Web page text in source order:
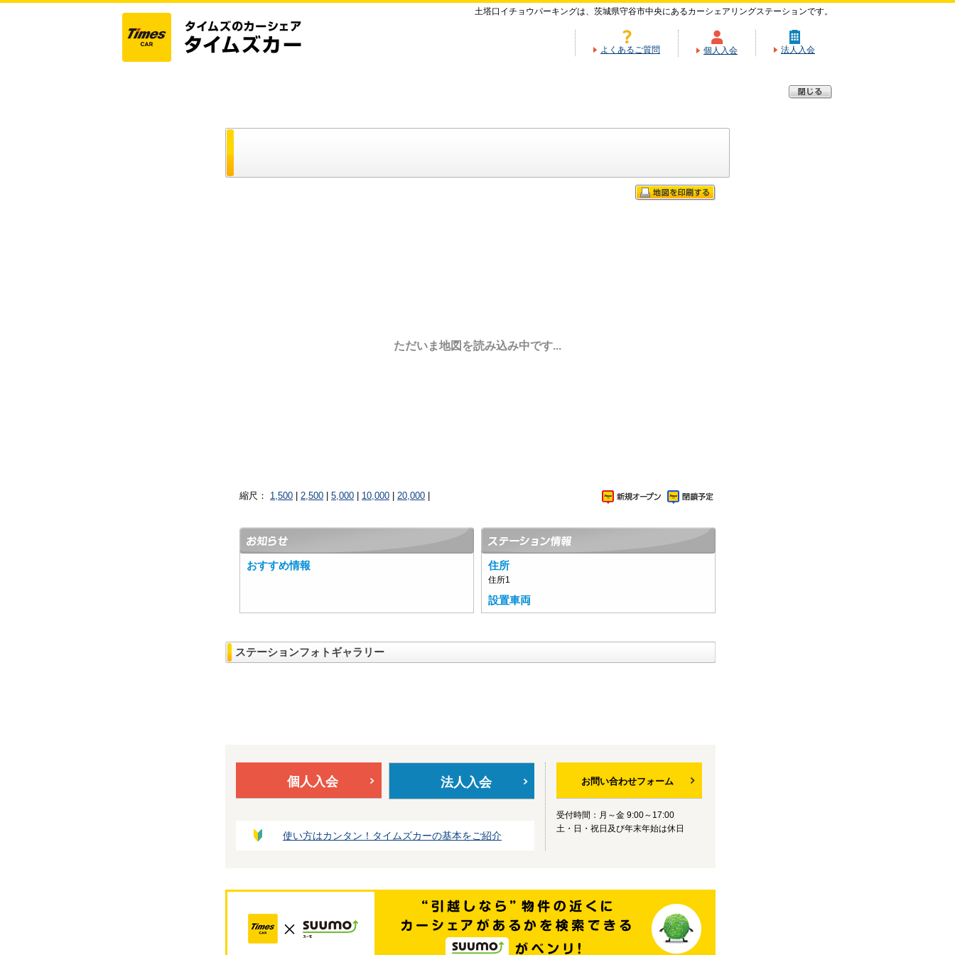
土塔口イチョウパーキングは、茨城県守谷市中央にあるカーシェアリングステーションです。
よくあるご質問 個人入会 法人入会
ただいま地図を読み込み中です...
縮尺： 1,500 2,500 5,000 10,000 20,000
おすすめ情報 住所
住所1
設置車両
ステーションフォトギャラリー
個人入会 法人入会
使い方はカンタン！タイムズカーの基本をご紹介
お問い合わせフォーム
受付時間：月～金 9:00～17:00
土・日・祝日及び年末年始は休日